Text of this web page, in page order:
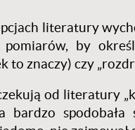
literatury
by
to znaczy) czy
od literatury
bardzo